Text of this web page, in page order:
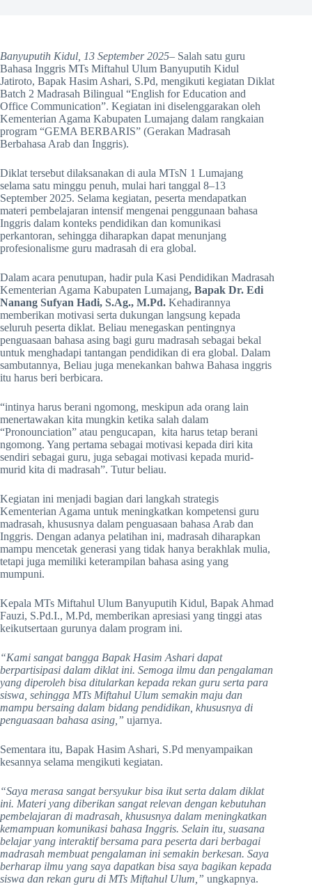
Banyuputih Kidul, 13 September 2025– Salah satu guru
Bahasa Inggris MTs Miftahul Ulum Banyuputih Kidul
Jatiroto, Bapak Hasim Ashari, S.Pd, mengikuti kegiatan Diklat
Batch 2 Madrasah Bilingual “English for Education and
Office Communication”. Kegiatan ini diselenggarakan oleh
Kementerian Agama Kabupaten Lumajang dalam rangkaian
program “GEMA BERBARIS” (Gerakan Madrasah
Berbahasa Arab dan Inggris).
Diklat tersebut dilaksanakan di aula MTsN 1 Lumajang
selama satu minggu penuh, mulai hari tanggal 8–13
September 2025. Selama kegiatan, peserta mendapatkan
materi pembelajaran intensif mengenai penggunaan bahasa
Inggris dalam konteks pendidikan dan komunikasi
perkantoran, sehingga diharapkan dapat menunjang
profesionalisme guru madrasah di era global.
Dalam acara penutupan, hadir pula Kasi Pendidikan Madrasah
Kementerian Agama Kabupaten Lumajang, Bapak Dr. Edi
Nanang Sufyan Hadi, S.Ag., M.Pd. Kehadirannya
memberikan motivasi serta dukungan langsung kepada
seluruh peserta diklat. Beliau menegaskan pentingnya
penguasaan bahasa asing bagi guru madrasah sebagai bekal
untuk menghadapi tantangan pendidikan di era global. Dalam
sambutannya, Beliau juga menekankan bahwa Bahasa inggris
itu harus beri berbicara.
“intinya harus berani ngomong, meskipun ada orang lain
menertawakan kita mungkin ketika salah dalam
“Pronounciation” atau pengucapan, kita harus tetap berani
ngomong. Yang pertama sebagai motivasi kepada diri kita
sendiri sebagai guru, juga sebagai motivasi kepada murid-
murid kita di madrasah”. Tutur beliau.
Kegiatan ini menjadi bagian dari langkah strategis
Kementerian Agama untuk meningkatkan kompetensi guru
madrasah, khususnya dalam penguasaan bahasa Arab dan
Inggris. Dengan adanya pelatihan ini, madrasah diharapkan
mampu mencetak generasi yang tidak hanya berakhlak mulia,
tetapi juga memiliki keterampilan bahasa asing yang
mumpuni.
Kepala MTs Miftahul Ulum Banyuputih Kidul, Bapak Ahmad
Fauzi, S.Pd.I., M.Pd, memberikan apresiasi yang tinggi atas
keikutsertaan gurunya dalam program ini.
“Kami sangat bangga Bapak Hasim Ashari dapat
berpartisipasi dalam diklat ini. Semoga ilmu dan pengalaman
yang diperoleh bisa ditularkan kepada rekan guru serta para
siswa, sehingga MTs Miftahul Ulum semakin maju dan
mampu bersaing dalam bidang pendidikan, khususnya di
penguasaan bahasa asing,” ujarnya.
Sementara itu, Bapak Hasim Ashari, S.Pd menyampaikan
kesannya selama mengikuti kegiatan.
“Saya merasa sangat bersyukur bisa ikut serta dalam diklat
ini. Materi yang diberikan sangat relevan dengan kebutuhan
pembelajaran di madrasah, khususnya dalam meningkatkan
kemampuan komunikasi bahasa Inggris. Selain itu, suasana
belajar yang interaktif bersama para peserta dari berbagai
madrasah membuat pengalaman ini semakin berkesan. Saya
berharap ilmu yang saya dapatkan bisa saya bagikan kepada
siswa dan rekan guru di MTs Miftahul Ulum,” ungkapnya.